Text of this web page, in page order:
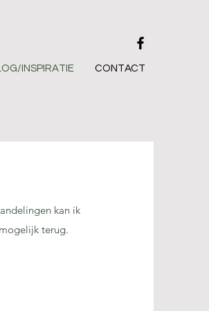
INSPIRATIE CONTACT
kan ik
terug.